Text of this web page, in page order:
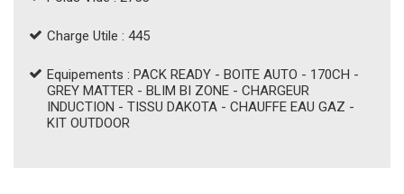
Charge Utile : 445
Equipements : PACK READY - BOITE AUTO - 170CH -
GREY MATTER - BLIM BI ZONE - CHARGEUR
INDUCTION - TISSU DAKOTA - CHAUFFE EAU GAZ -
KIT OUTDOOR